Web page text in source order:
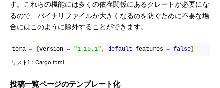
す。これらの機能には多くの依存関係にあるクレートが必要にな
るので、バイナリファイルが大きくなるのを防ぐために不要な場
合にはこのように除外することができます。
tera = { version = "1.19.1", default -features = false }
リスト1：Cargo.toml
投稿一覧ページのテンプレート化